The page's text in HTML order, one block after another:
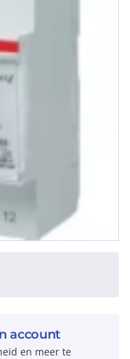
account
en meer te